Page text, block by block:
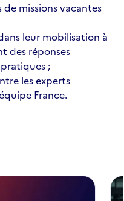
de missions vacantes
leur mobilisation à
des réponses
;
les experts
France.